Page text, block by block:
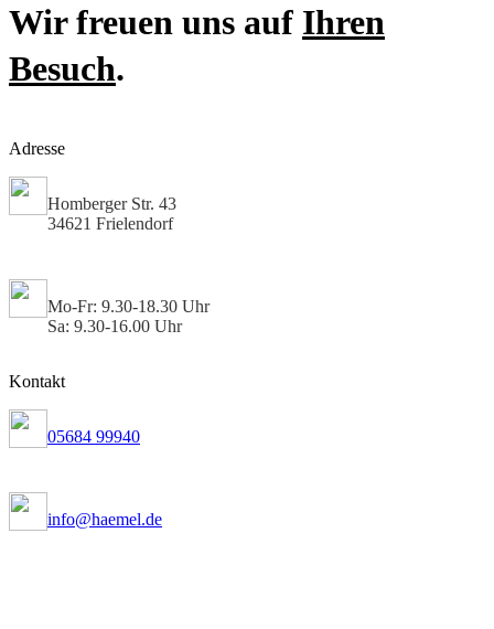
Wir freuen uns auf Ihren
Besuch.
Adresse
Homberger Str. 43
34621 Frielendorf
Mo-Fr: 9.30-18.30 Uhr
Sa: 9.30-16.00 Uhr
Kontakt
05684 99940
info@haemel.de